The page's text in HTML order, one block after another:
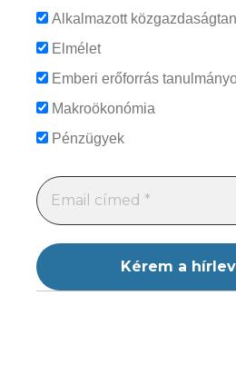
Alkalmazott közgazdaságtan
Elmélet
Emberi erőforrás
Makroökonómia
Pénzügyek